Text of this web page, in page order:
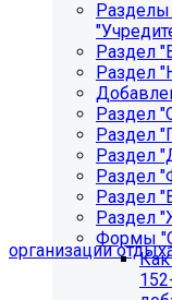
Как
Приобретите
организации
Для приобретения
Разделы
Раздел
Раздел
Раздел
Раздел
Раздел
Раздел
Раздел
Раздел
Формы
Как